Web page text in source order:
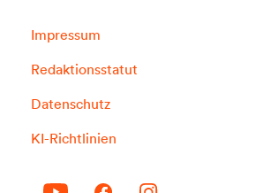
Impressum
Redaktionsstatut
Datenschutz
KI-Richtlinien